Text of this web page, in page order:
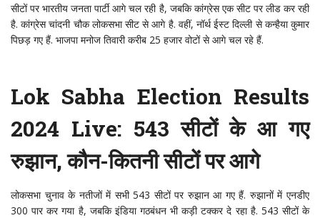
सीटों पर भारतीय जनता पार्टी आगे चल रही है, जबकि कांग्रेस एक सीट पर लीड कर रही
है. कांग्रेस चांदनी चौक लोकसभा सीट से आगे है. वहीं, नॉर्थ ईस्ट दिल्ली से कन्हैया कुमार
पिछड़ गए हैं. भाजपा मनोज तिवारी करीब 25 हजार वोटों से आगे चल रहे हैं.
Lok Sabha Election Results
2024 Live: 543 सीटों के आ गए
रुझान, कौन-कितनी सीटों पर आगे
लोकसभा चुनाव के नतीजों में सभी 543 सीटों पर रुझान आ गए हैं. रुझानों में एनडीए
300 पार कर गया है, जबकि इंडिया गठबंधन भी कड़ी टक्कर दे रहा है. 543 सीटों के